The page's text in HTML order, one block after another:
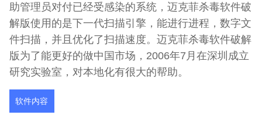
助管理员对付已经受感染的系统，迈克菲杀毒软件破
解版使用的是下一代扫描引擎，能进行进程，数字文
件扫描，并且优化了扫描速度。迈克菲杀毒软件破解
版为了能更好的做中国市场，2006年7月在深圳成立
研究实验室，对本地化有很大的帮助。
软件内容